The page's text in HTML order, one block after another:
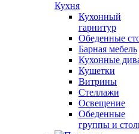
Кухня
Кухонный
гарнитур
Обеденные
Барная мебель
Кухонные
Кушетки
Витрины
Стеллажи
Освещение
Обеденные
группы и